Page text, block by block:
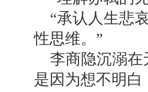
“承认人生悲
性思维。”
李商隐沉溺
是因为想不明